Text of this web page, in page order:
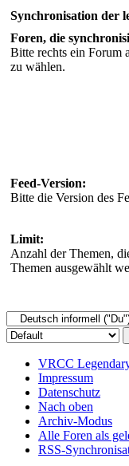
Synchronisation der
Foren, die
Bitte rechts ein Forum
zu wählen.
Feed-Version:
Bitte die Version des
Limit:
Anzahl der Themen,
Themen ausgewählt
VRCC
Impressum
Datenschutz
Nach oben
Archiv-Modus
Alle Foren als
RSS-